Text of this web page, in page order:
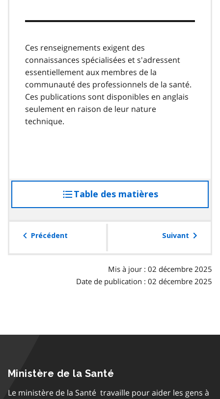
Ces renseignements exigent des
connaissances spécialisées et s'adressent
essentiellement aux membres de la
communauté des professionnels de la santé.
Ces publications sont disponibles en anglais
seulement en raison de leur nature
technique.
Table des matières
à
table
Précédent Suivant
Mis à jour : 02 décembre 2025
Date de publication : 02 décembre 2025
Ministère de la Santé
Le ministère de la Santé travaille pour aider les gens à